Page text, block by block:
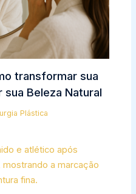
transformar sua
Beleza Natural
Plástica